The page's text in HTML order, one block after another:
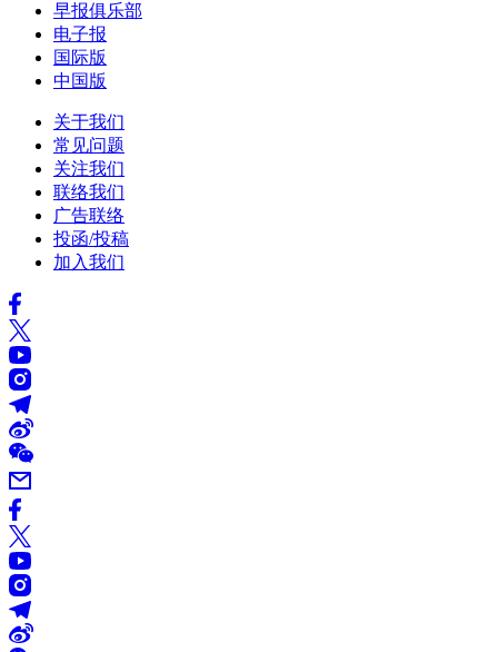
早报俱乐部
电子报
国际版
中国版
关于我们
常见问题
关注我们
联络我们
广告联络
投函/投稿
加入我们